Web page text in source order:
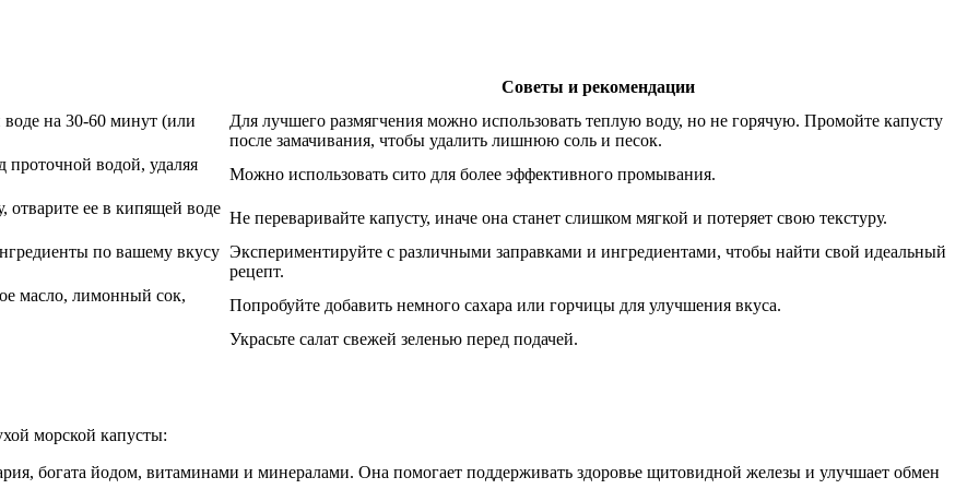
Советы и рекомендации
на 30-60 минут (или
Для лучшего размягчения можно использовать теплую воду, но не горячую. Промойте капусту
после замачивания, чтобы удалить лишнюю соль и песок.
проточной водой, удаляя
Можно использовать сито для более эффективного промывания.
отварите ее в кипящей воде
Не переваривайте капусту, иначе она станет слишком мягкой и потеряет свою текстуру.
по вашему вкусу Экспериментируйте с различными заправками и ингредиентами, чтобы найти свой идеальный
рецепт.
масло, лимонный сок,
Попробуйте добавить немного сахара или горчицы для улучшения вкуса.
Украсьте салат свежей зеленью перед подачей.
морской капусты:
богата йодом, витаминами и минералами. Она помогает поддерживать здоровье щитовидной железы и улучшает обмен